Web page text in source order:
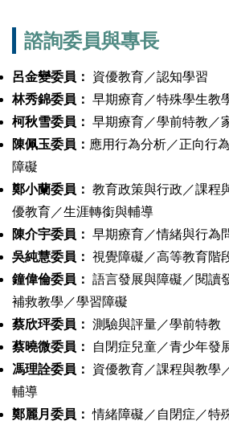
諮詢委員與專長
呂金變委員：
資優教育／認知學習
林秀錦委員： 早期療育／特殊學生教
柯秋雪委員： 早期療育／學前特教／
陳佩玉委員： 應用行為分析／正向行
障礙
鄭小蘭委員： 教育政策與行政／課程
優教育／生涯轉銜與輔導
陳介宇委員： 早期療育／情緒與行為
吳純慧委員： 視覺障礙／高等教育階
鐘偉倫委員： 語言發展與障礙／閱讀
補救教學／學習障礙
蔡欣玶委員： 測驗與評量／學前特教
蔡曉微委員：
自閉症兒童／青少年發
馮理詮委員：
資優教育／課程與教學
輔導
鄭麗月委員： 情緒障礙／自閉症／特